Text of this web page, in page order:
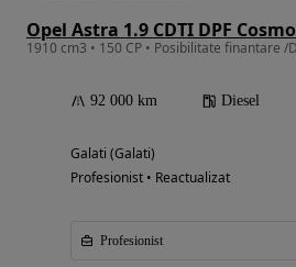
Opel Astra 1.9 CDTI DPF Cosmo
92 000 km Diesel
Galati (Galati)
Profesionist • Reactualizat
Profesionist